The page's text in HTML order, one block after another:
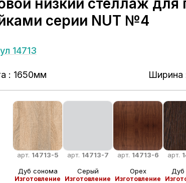
низкий стеллаж
серии NUT №4
14713
: 1650мм Ширина
арт. 14713-5
Дуб сонома
Изготовление
арт. 14713-7
Серый
Изготовление
арт. 14713-6
Орех
Изготовление
арт.
Дуб